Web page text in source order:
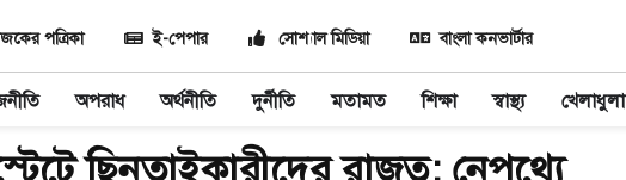
পত্রিকা ই-পেপার সোশ্যাল মিডিয়া বাংলা কনভার্টার
অপরাধ অর্থনীতি দুর্নীতি মতামত শিক্ষা স্বাস্থ্য খেলাধুলা